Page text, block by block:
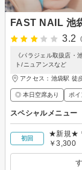
FAST NAIL 池
3.2
《パラジェル取扱店・
ト/ニュアンスなど
アクセス：池袋駅 徒
◎ 本日空席あり ポイ
スペシャルメニュー
初回
★新規★
￥3,300